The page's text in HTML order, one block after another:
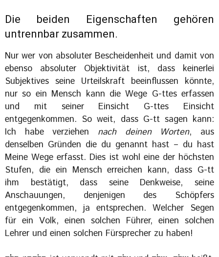
Die beiden Eigenschaften gehören
untrennbar zusammen.
Nur wer von absoluter Bescheidenheit und damit von
ebenso absoluter Objektivität ist, dass keinerlei
Subjektives seine Urteilskraft beeinflussen könnte,
nur so ein Mensch kann die Wege G-ttes erfassen
und mit seiner Einsicht G-ttes Einsicht
entgegenkommen. So weit, dass G-tt sagen kann:
Ich habe verziehen nach deinen Worten, aus
denselben Gründen die du genannt hast – du hast
Meine Wege erfasst. Dies ist wohl eine der höchsten
Stufen, die ein Mensch erreichen kann, dass G-tt
ihm bestätigt, dass seine Denkweise, seine
Anschauungen, denjenigen des Schöpfers
entgegenkommen, ja entsprechen. Welcher Segen
für ein Volk, einen solchen Führer, einen solchen
Lehrer und einen solchen Fürsprecher zu haben!